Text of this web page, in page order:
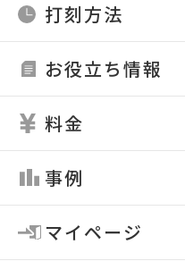
打刻方法
お役立ち情報
料金
事例
マイページ